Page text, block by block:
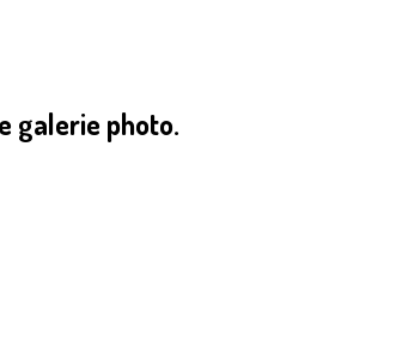
galerie photo.